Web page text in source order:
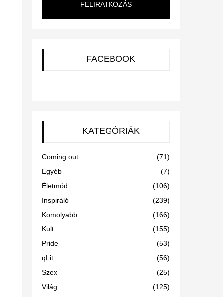
FELIRATKOZÁS
FACEBOOK
KATEGÓRIÁK
Coming out
(71)
Egyéb
(7)
Életmód
(106)
Inspiráló
(239)
Komolyabb
(166)
Kult
(155)
Pride
(53)
qLit
(56)
Szex
(25)
Világ
(125)